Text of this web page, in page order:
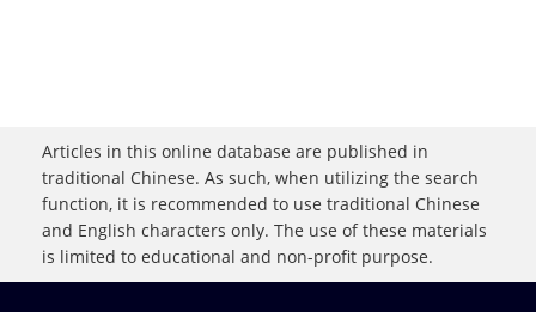
Articles in this online database are published in
traditional Chinese. As such, when utilizing the search
function, it is recommended to use traditional Chinese
and English characters only. The use of these materials
is limited to educational and non-profit purpose.